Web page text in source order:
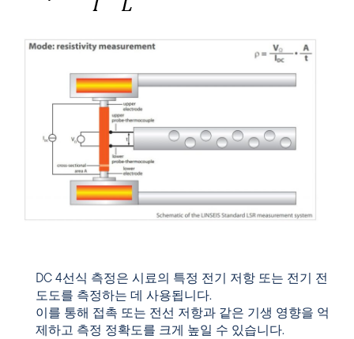
DC 4선식 측정은 시료의 특정 전기 저항 또는 전기 전
도도를 측정하는 데 사용됩니다.
이를 통해 접촉 또는 전선 저항과 같은 기생 영향을 억
제하고 측정 정확도를 크게 높일 수 있습니다.